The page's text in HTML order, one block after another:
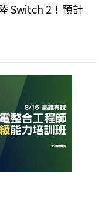
Switch 2！預計